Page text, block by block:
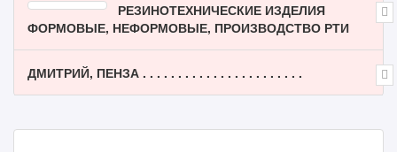
РЕЗИНОТЕХНИЧЕСКИЕ ИЗДЕЛИЯ
ФОРМОВЫЕ, НЕФОРМОВЫЕ, ПРОИЗВОДСТВО РТИ
ДМИТРИЙ, ПЕНЗА . . . . . . . . . . . . . . . . . . . . . . .